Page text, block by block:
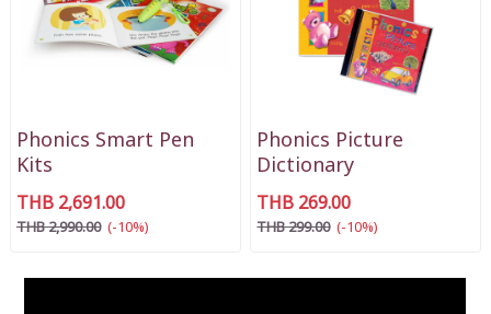
Phonics Smart Pen
Kits
THB 2,691.00
THB 2,990.00 (-10%)
Phonics Picture
Dictionary
THB 269.00
THB 299.00 (-10%)